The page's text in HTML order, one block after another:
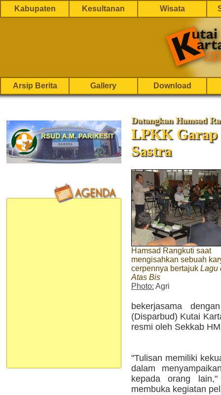
Kabupaten Kesultanan Wisata
Arsip Berita Gallery Download
Datangkan Hamsad
LPKK Garap
Sastra
Hamsad Rangkuti saat
mengisahkan sebuah
cerpennya bertajuk Lagu
Atas Bis
Photo: Agri
bekerjasama
(Disparbud) Kutai
resmi oleh Sekkab
"Tulisan memiliki
dalam
kepada orang
membuka kegiatan